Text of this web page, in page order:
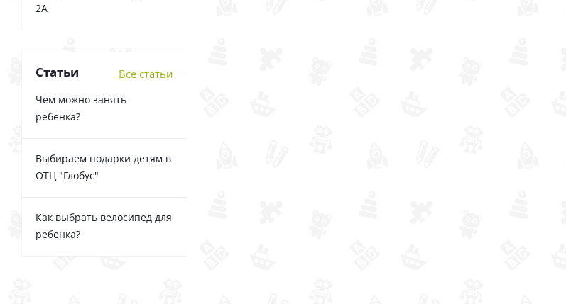
2А
Статьи Все статьи
Чем можно занять
ребенка?
Выбираем подарки детям в
ОТЦ "Глобус"
Как выбрать велосипед для
ребенка?